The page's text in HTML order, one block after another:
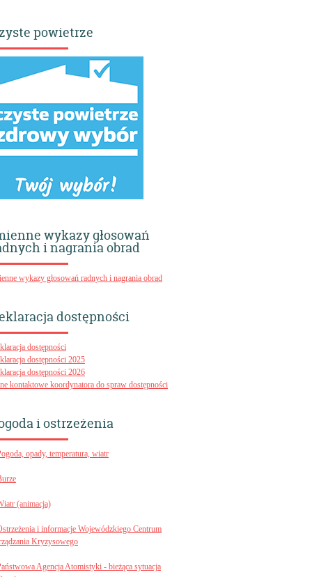
powietrze
wykazy głosowań
i nagrania obrad
wykazy głosowań radnych i nagrania obrad
dostępności
dostępności
dostępności 2025
dostępności 2026
kontaktowe koordynatora do spraw dostępności
i ostrzeżenia
opady, temperatura, wiatr
(animacja)
i informacje Wojewódzkiego Centrum
Kryzysowego
Agencja Atomistyki - bieżąca sytuacja